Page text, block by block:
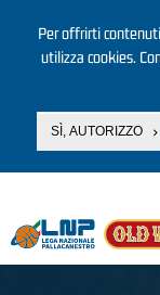
Per offrirti
utilizza cookies.
SÌ, AUTORIZZO